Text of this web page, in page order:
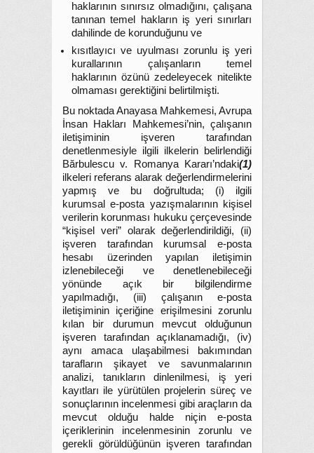
haklarının sınırsız olmadığını, çalışana
tanınan temel hakların iş yeri sınırları
dahilinde de korunduğunu ve
kısıtlayıcı ve uyulması zorunlu iş yeri
kurallarının çalışanların temel
haklarının özünü zedeleyecek nitelikte
olmaması gerektiğini belirtilmişti.
Bu noktada Anayasa Mahkemesi, Avrupa
İnsan Hakları Mahkemesi’nin, çalışanın
iletişiminin işveren tarafından
denetlenmesiyle ilgili ilkelerin belirlendiği
Bărbulescu v. Romanya Kararı’ndaki(1)
ilkeleri referans alarak değerlendirmelerini
yapmış ve bu doğrultuda; (i) ilgili
kurumsal e-posta yazışmalarının kişisel
verilerin korunması hukuku çerçevesinde
“kişisel veri” olarak değerlendirildiği, (ii)
işveren tarafından kurumsal e-posta
hesabı üzerinden yapılan iletişimin
izlenebileceği ve denetlenebileceği
yönünde açık bir bilgilendirme
yapılmadığı, (iii) çalışanın e-posta
iletişiminin içeriğine erişilmesini zorunlu
kılan bir durumun mevcut olduğunun
işveren tarafından açıklanamadığı, (iv)
aynı amaca ulaşabilmesi bakımından
tarafların şikayet ve savunmalarının
analizi, tanıkların dinlenilmesi, iş yeri
kayıtları ile yürütülen projelerin süreç ve
sonuçlarının incelenmesi gibi araçların da
mevcut olduğu halde niçin e-posta
içeriklerinin incelenmesinin zorunlu ve
gerekli görüldüğünün işveren tarafından